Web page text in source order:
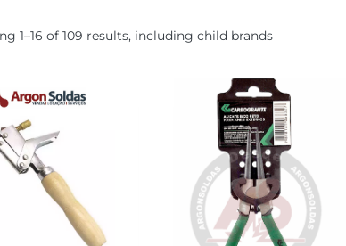
1–16 of 109 results, including child brands